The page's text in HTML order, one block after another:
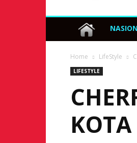
Home LifeStyle
LIFESTYLE